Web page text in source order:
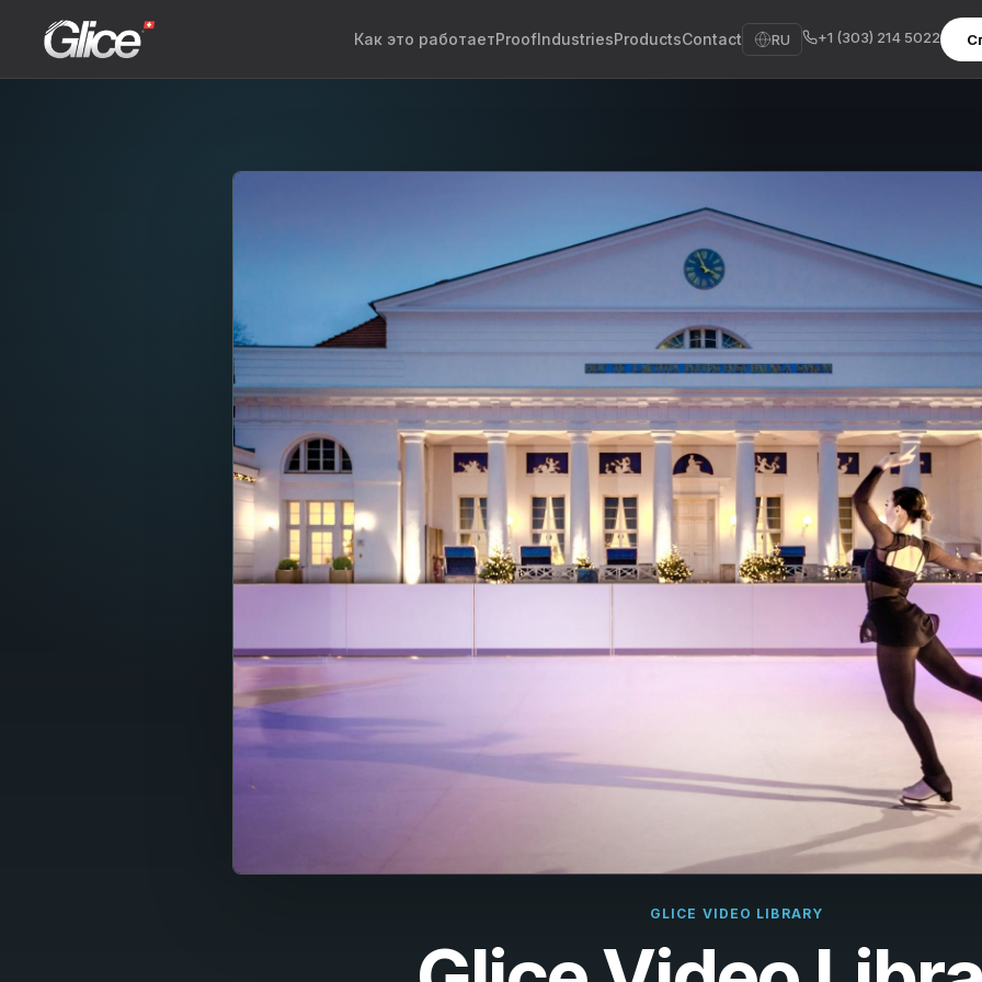
Как это работаетProofIndustriesProductsContact RU +1 (303) 214 5022
English
Deutsch
Français
Nederlands
Español
Dansk
Polski
GLICE VIDEO LIBRARY